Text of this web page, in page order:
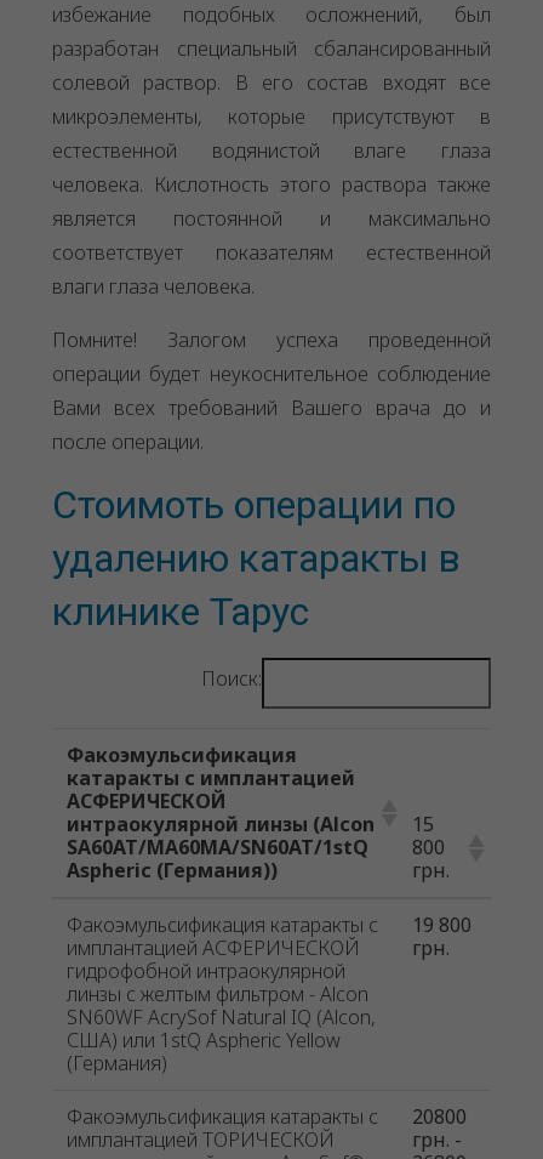
избежание подобных осложнений, был
разработан специальный сбалансированный
солевой раствор. В его состав входят все
микроэлементы, которые присутствуют в
естественной водянистой влаге глаза
человека. Кислотность этого раствора также
является постоянной и максимально
соответствует показателям естественной
влаги глаза человека.
Помните! Залогом успеха проведенной
операции будет неукоснительное соблюдение
Вами всех требований Вашего врача до и
после операции.
Стоимоть операции по
удалению катаракты в
клинике Тарус
Поиск:
Факоэмульсификация
катаракты с имплантацией
АСФЕРИЧЕСКОЙ
интраокулярной линзы (Alcon
SA60AT/MA60MA/SN60AT/1stQ
Aspheric (Германия))
15
800
грн.
Факоэмульсификация катаракты с
имплантацией АСФЕРИЧЕСКОЙ
гидрофобной интраокулярной
линзы с желтым фильтром - Alcon
SN60WF AcrySof Natural IQ (Alcon,
США) или 1stQ Aspheric Yellow
(Германия)
19 800
грн.
Факоэмульсификация катаракты с
имплантацией ТОРИЧЕСКОЙ
20800
грн. -